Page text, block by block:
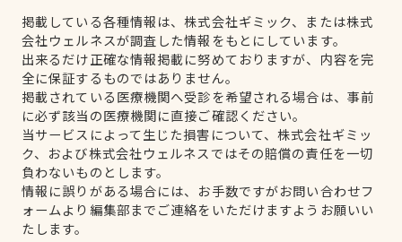
掲載している各種情報は、株式会社ギミック、または株式
会社ウェルネスが調査した情報をもとにしています。
出来るだけ正確な情報掲載に努めておりますが、内容を完
全に保証するものではありません。
掲載されている医療機関へ受診を希望される場合は、事前
に必ず該当の医療機関に直接ご確認ください。
当サービスによって生じた損害について、株式会社ギミッ
ク、および株式会社ウェルネスではその賠償の責任を一切
負わないものとします。
情報に誤りがある場合には、お手数ですがお問い合わせフ
ォームより編集部までご連絡をいただけますようお願いい
たします。